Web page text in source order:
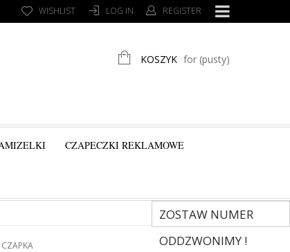
LOG IN REGISTER
WISHLIST
KOSZYK for (pusty)
CZAPECZKI REKLAMOWE
ZOSTAW NUMER
ODDZWONIMY !
CZAPKA